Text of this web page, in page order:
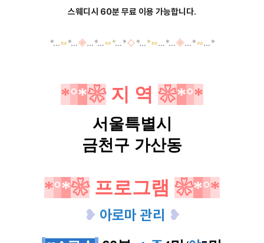
스웨디시 60분 무료 이용 가능합니다.
*…∽*…◈…*…∽*…*◇*…*∽…*…◈…*∽…*
*°*❀ 지 역 ❀*°*
서울특별시
금천구 가산동
*°*❀ 프로그램 ❀*°*
❥ 아로마 관리 ❥